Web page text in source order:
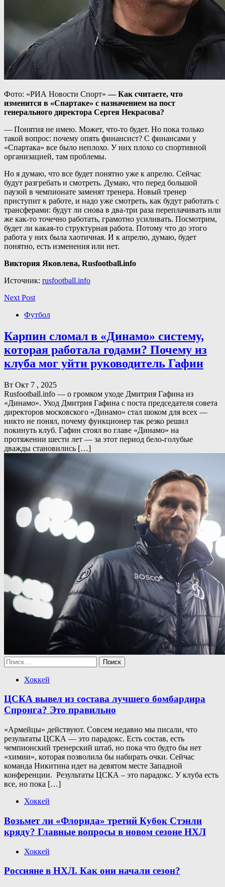
Фото: «РИА Новости Спорт»— Как считаете, что
изменится в «Спартаке» с назначением на пост
генерального директора Сергея Некрасова?
— Понятия не имею. Может, что-то будет. Но пока только
такой вопрос: почему опять финансист? С финансами у
«Спартака» все было неплохо. У них плохо со спортивной
организацией, там проблемы.
Но я думаю, что все будет понятно уже к апрелю. Сейчас
будут разгребать и смотреть. Думаю, что перед большой
паузой в чемпионате заменят тренера. Новый тренер
приступит к работе, и надо уже смотреть, как будут работать с
трансферами: будут ли снова в два-три раза переплачивать или
же как-то точечно работать, грамотно усиливать. Посмотрим,
будет ли какая-то структурная работа. Потому что до этого
работа у них была хаотичная. И к апрелю, думаю, будет
понятно, есть изменения или нет.
Виктория Яковлева, Rusfootball.info
Источник: rusfootball.info
Next Post
Футбол
Карпин сломал в «Динамо» систему,
которая работала годами? Почему из
клуба мог уйти руководитель Гафин
Вт Окт 7 , 2025
Rusfootball.info — о громком уходе Дмитрия Гафина из
«Динамо». Уход Дмитрия Гафина с поста председателя совета
директоров московского «Динамо» стал шоком для всех —
никто не понял, почему функционер так резко решил
покинуть клуб. Гафин стоял во главе «Динамо» на
протяжении шести лет — за этот период бело-голубые
дважды становились […]
Найти:
Хоккей
ЦСКА вывел из состава лучшего бомбардира
Спронга? Это правильно
«Армейцы» действуют. Совсем недавно мы писали, что
результаты ЦСКА — это парадокс. Есть состав, есть
чемпионский тренерский штаб, но пока что будто бы нет
«химии», которая позволила бы набирать очки. Сейчас
команда Никитина идет на девятом месте Западной
конференции. Результаты ЦСКА – это парадокс. У клуба есть
все, но пока […]
Хоккей
Возьмет ли «Флорида» третий Кубок Стэнли
кряду? Главные вопросы в новом сезоне НХЛ
Хоккей
Россияне в НХЛ. Как они начали сезон?